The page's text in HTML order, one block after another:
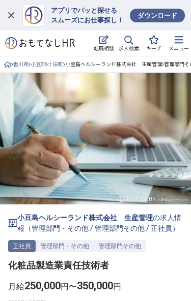
アプリでパッと探せる
スムーズにお仕事探し！
ダウンロード
転職相談 求人検索 キープ メニュー
ログイン
求人・施設を探す
キープした求人
就職・転職 合同説明会
おもてなしHRについて
ご利用の流れ
よくある質問
ホテル・宿泊業界情報コラム
無料 転職サポートに申し込む
採用をお考えの企業様へ
香川県 小豆郡 土庄町 小豆島ヘルシーランド株式会社 生産管理 管理部門そ
小豆島ヘルシーランド株式会社 生産管理の求人情
報（管理部門・その他/管理部門その他/正社員 ）
正社員 管理部門・その他 管理部門その他
化粧品製造業責任技術者
月給250,000円〜350,000円